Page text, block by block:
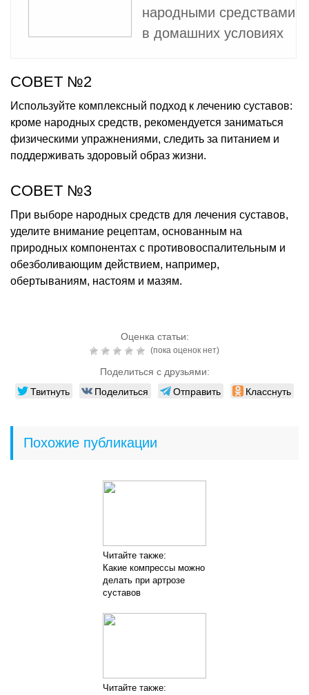
народными средствами
в домашних условиях
СОВЕТ №2
Используйте комплексный подход к лечению суставов:
кроме народных средств, рекомендуется заниматься
физическими упражнениями, следить за питанием и
поддерживать здоровый образ жизни.
СОВЕТ №3
При выборе народных средств для лечения суставов,
уделите внимание рецептам, основанным на
природных компонентах с противовоспалительным и
обезболивающим действием, например,
обертываниям, настоям и мазям.
Оценка статьи:
(пока оценок нет)
Поделиться с друзьями:
Твитнуть Поделиться Отправить Класснуть
Похожие публикации
Читайте также:
Какие компрессы можно
делать при артрозе
суставов
Читайте также: